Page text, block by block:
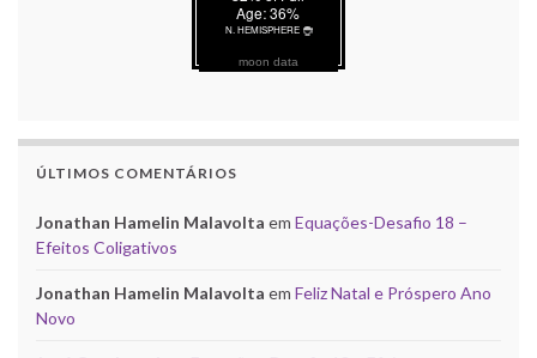
moon data
ÚLTIMOS COMENTÁRIOS
Jonathan Hamelin Malavolta em Equações-Desafio 18 –
Efeitos Coligativos
Jonathan Hamelin Malavolta em Feliz Natal e Próspero Ano
Novo